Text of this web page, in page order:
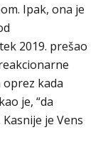
Ipak, ona je
2019. prešao
kada
je, “da
je Vens